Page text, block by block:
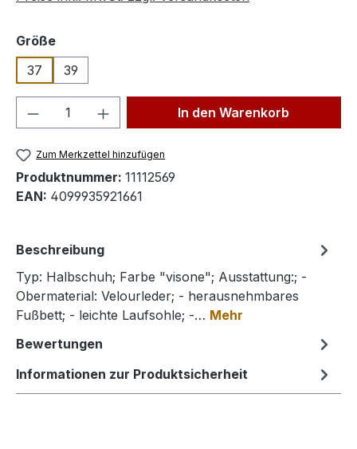
Größeauswählen
37
39
Produkt Anzahl: Gib denIn den Warenkorb
Zum Merkzettel hinzufügen
Produktnummer: 11112569
EAN: 4099935921661
Beschreibung
Typ: Halbschuh; Farbe "visone"; Ausstattung:; -
Obermaterial: Velourleder; - herausnehmbares
Fußbett; - leichte Laufsohle; -… Mehr
Bewertungen
Informationen zur Produktsicherheit